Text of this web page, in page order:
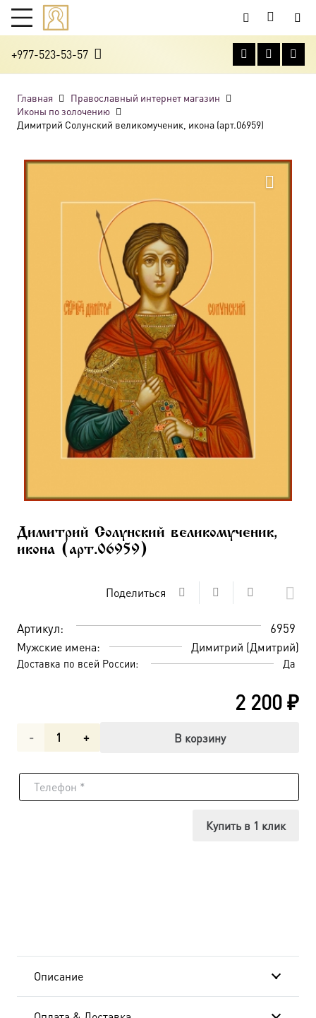
+977-523-53-57
Главная
Православный интернет магазин
Иконы по золочению
Димитрий Солунский великомученик, икона (арт.06959)
Димитрий Солунский великомученик,
икона (арт.06959)
Поделиться
Артикул: 6959
Мужские имена: Димитрий (Дмитрий)
Доставка по всей России: Да
2 200₽
Количество
Димитрий
В корзину
Купить в 1 клик
Описание